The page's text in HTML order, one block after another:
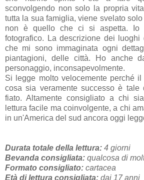
sconvolgendo non solo la propria
tutta la sua famiglia, viene svelato
non è quello che ci si aspetta. Io
fotografico. La descrizione dei luoghi
che mi sono immaginata ogni
piantagioni, delle città. Ho anche
personaggio, inconsapevolmente.
Si legge molto velocemente perché
cosa sia veramente successo è tale
fiato. Altamente consigliato a chi
lettura facile ma coinvolgente, a chi
in un'America del sud ancora oggi
Durata totale della lettura: 4 giorni
Bevanda consigliata: qualcosa di
Formato consigliato: cartacea
Età di lettura consigliata: dai 17 anni